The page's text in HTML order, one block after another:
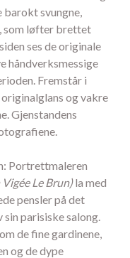
barokt svungne,
som løfter brettet
ses de originale
håndverksmessige
Fremstår i
og vakre
Gjenstandens
Portrettmaleren
Le Brun)la med
pensler på det
parisiske salong.
de fine gardinene,
og de dype